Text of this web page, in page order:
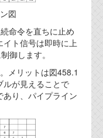
図
命令を直ちに止め
イト信号は即時に上
御します。
メリットは図458.1
ルが見えることで
り、パイプライン